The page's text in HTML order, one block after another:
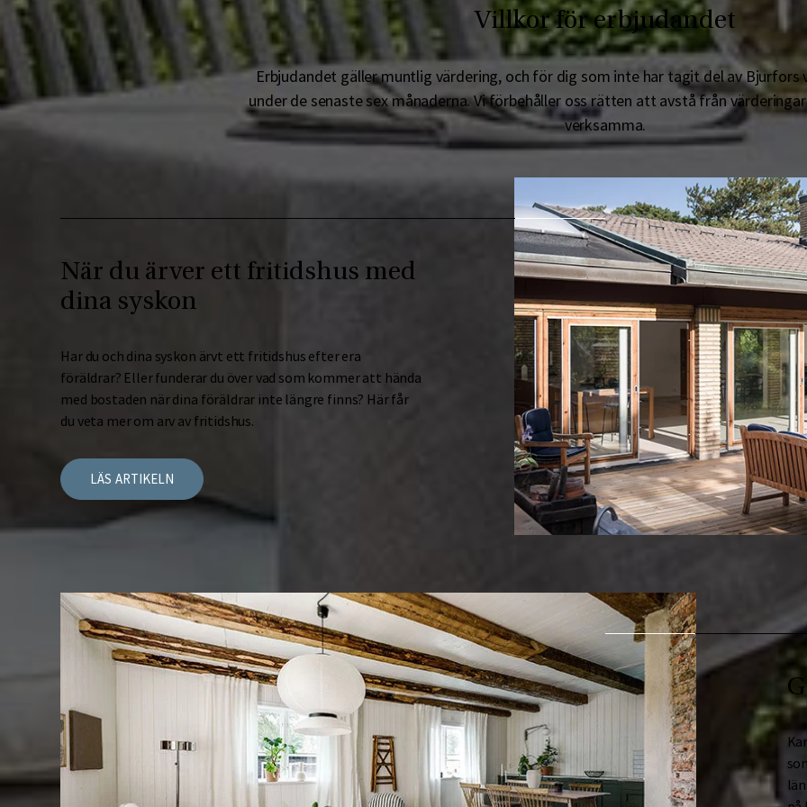
Villkor för erbjudandet
Erbjudandet gäller muntlig värdering, och för dig som inte har tagit del av Bjurfors
under de senaste sex månaderna. Vi förbehåller oss rätten att avstå från
verksamma.
När du ärver ett fritidshus med
dina syskon
Har du och dina syskon ärvt ett fritidshus efter era
föräldrar? Eller funderar du över vad som kommer att hända
med bostaden när dina föräldrar inte längre finns? Här får
du veta mer om arv av fritidshus.
LÄS ARTIKELN